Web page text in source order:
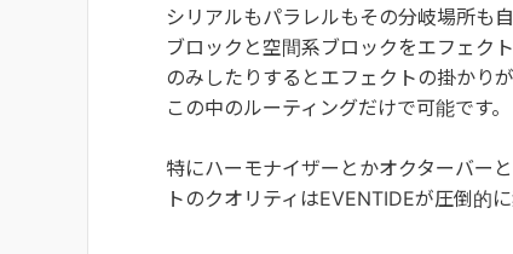
シリアルもパラレルもその分岐場所も
ブロックと空間系ブロックをエフェク
のみしたりするとエフェクトの掛かり
この中のルーティングだけで可能です。
特にハーモナイザーとかオクターバー
トのクオリティはEVENTIDEが圧倒的